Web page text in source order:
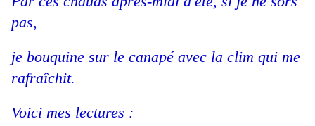
pas,
je bouquine sur le canapé avec la clim qui me
rafraîchit.
Voici mes lectures :